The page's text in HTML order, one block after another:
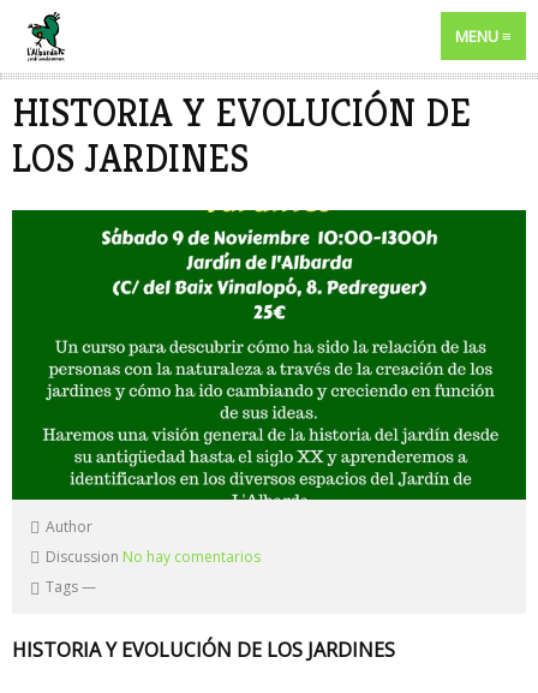
MENU
HISTORIA Y EVOLUCIÓN DE
LOS JARDINES
Author
Discussion No hay comentarios
Tags—
HISTORIA Y EVOLUCIÓN DE LOS JARDINES